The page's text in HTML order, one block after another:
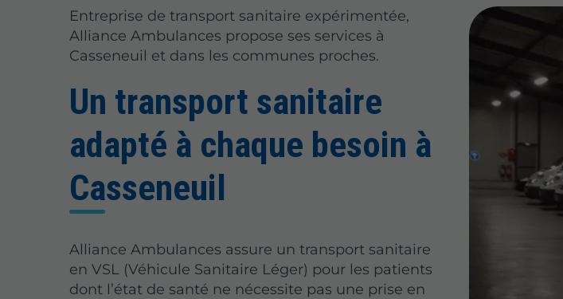
Entreprise de transport sanitaire expérimentée,
Alliance Ambulances propose ses services à
Casseneuil et dans les communes proches.
Un transport sanitaire
adapté à chaque besoin à
Casseneuil
Alliance Ambulances assure un transport sanitaire
en VSL (Véhicule Sanitaire Léger) pour les patients
dont l’état de santé ne nécessite pas une prise en